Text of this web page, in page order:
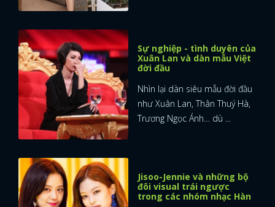
Sự nghiệp - tình duyên của
Xuân Lan và dàn mẫu Việt
đời đầu
Nhìn lại dàn siêu mẫu đời đầu
như Xuân Lan, Thân Thuý Hà,
Trương Ngọc Ánh… dù ...
Jisoo-Jennie và những bộ
đôi visual trái ngược
trong các nhóm nhạc Hàn